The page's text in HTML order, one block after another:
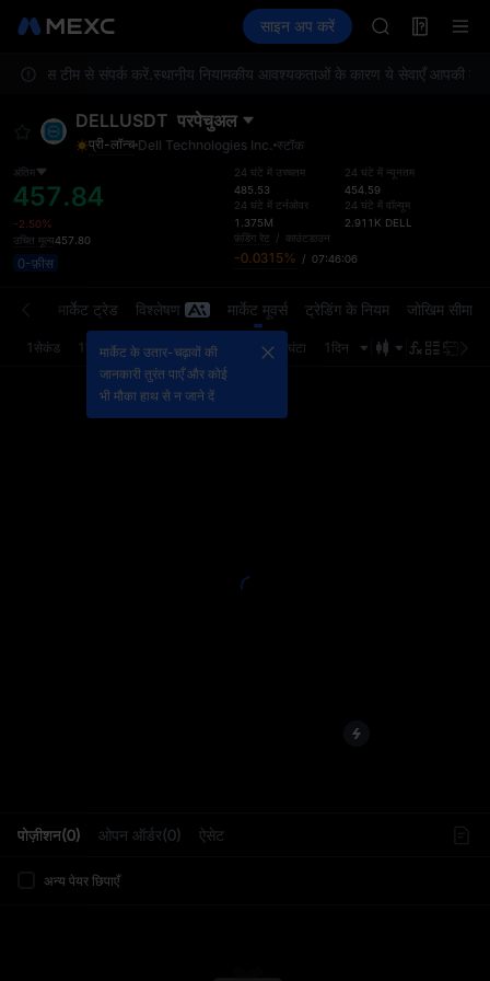
TradFi Information
साइन अप करें
HEI
UNITREE
HEI
UNITREE
सर्विस टीम से संपर्क करें.स्थानीय नियामकीय आवश्यकताओं के कारण ये सेवाएँ आपकी
DELLUSDT परपेचुअल
प्री-लॉन्च Dell Technologies Inc. स्टॉक
अंतिम
457.84
-2.50%
उचित मूल्य457.80
0-फ़ीस
24 घंटे में उच्चतम
485.53
24 घंटे में टर्नओवर
1.375M
24 घंटे में न्यूनतम
454.59
24 घंटे में वॉल्यूम
2.911K DELL
फ़ंडिंग रेट / काउंटडाउन
-0.0315% / 07:46:06
पोज़ीशन(0) ओपन ऑर्डर(0) ऐसेट
अन्य पेयर छिपाएँ
मार्केट ट्रेड विश्लेषण मार्केट मूवर्स ट्रेडिंग के नियम जोखिम सीमा
1सेकंड 1मिनट 5मिनट 15मिनट 4घंटा 1दिन
मार्केट के उतार-चढ़ावों की
जानकारी तुरंत पाएँ और कोई
भी मौका हाथ से न जाने दें